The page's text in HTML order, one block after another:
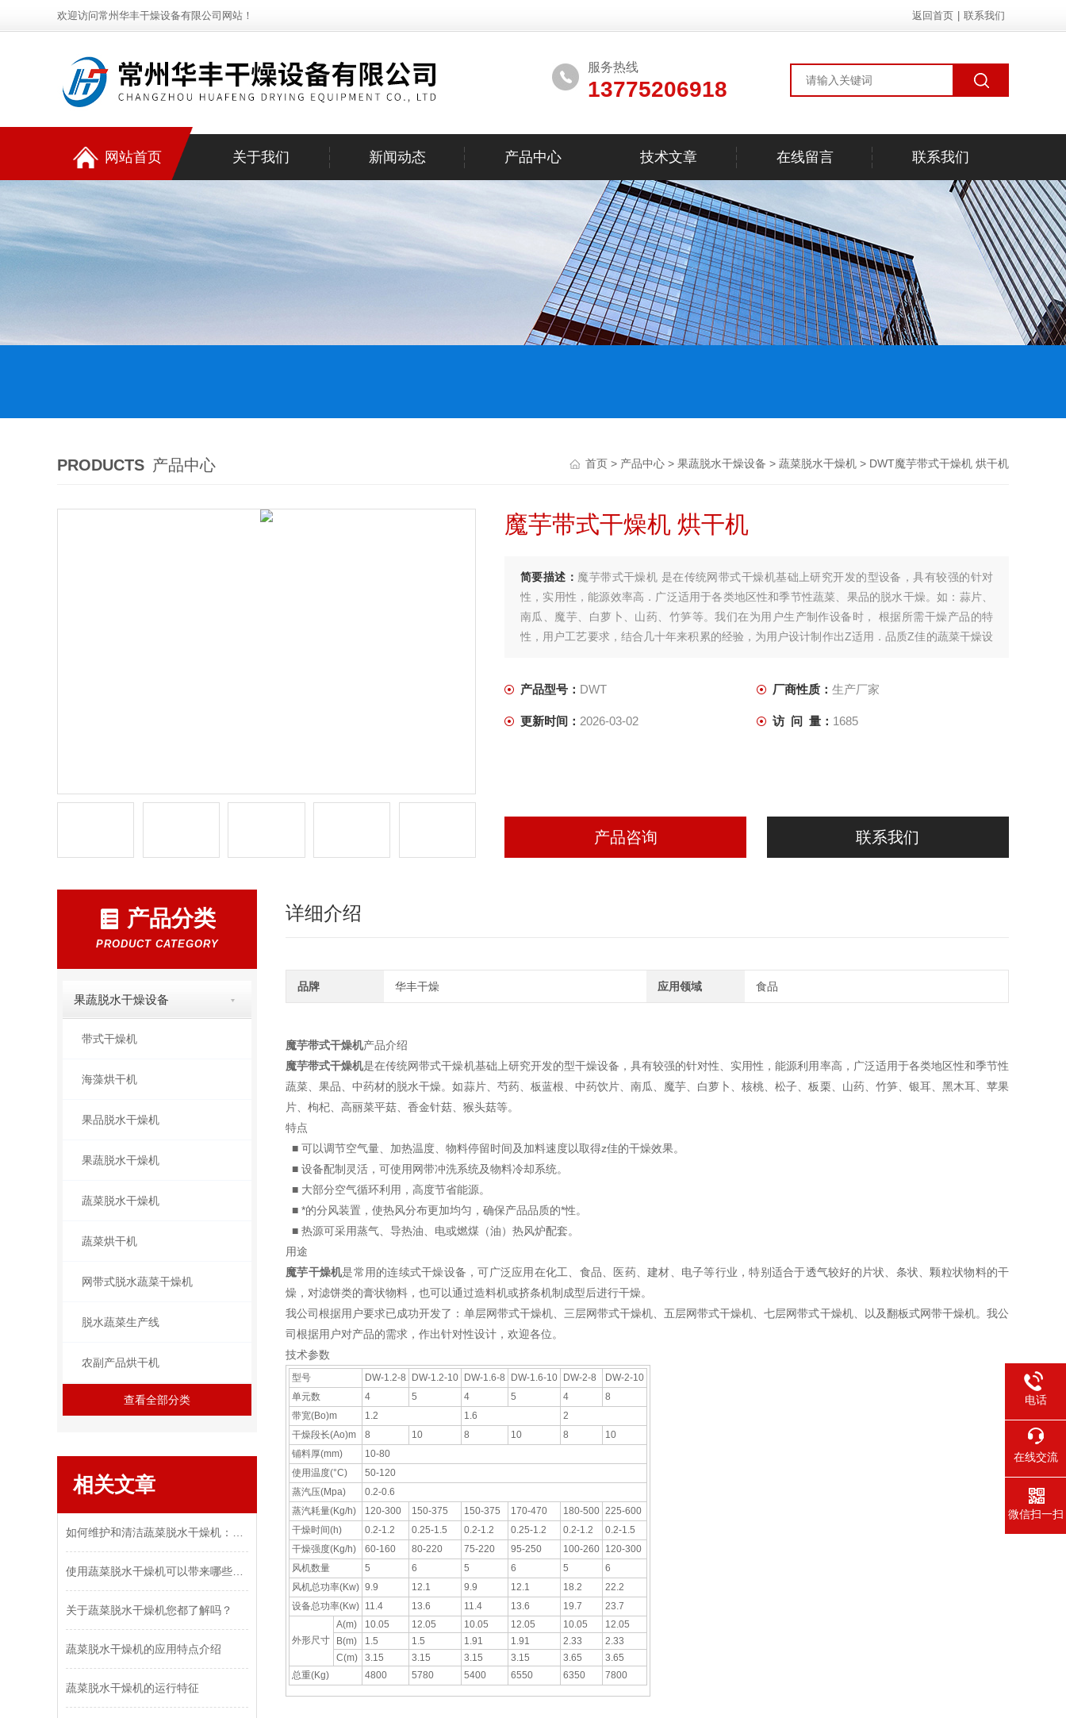
欢迎访问常州华丰干燥设备有限公司网站！ 返回首页 联系我们
服务热线
13775206918
网站首页 关于我们 新闻动态 产品中心 技术文章 在线留言 联系我们
PRODUCTS 产品中心 首页 > 产品中心 > 果蔬脱水干燥设备 > 蔬菜脱水干燥机 > DWT魔芋带式干燥机 烘干机
魔芋带式干燥机 烘干机
简要描述： 魔芋带式干燥机 是在传统网带式干燥机基础上研究开发的型设备，具有较强的针对
性，实用性，能源效率高．广泛适用于各类地区性和季节性蔬菜、果品的脱水干燥。如：蒜片、
南瓜、魔芋、白萝卜、山药、竹笋等。我们在为用户生产制作设备时， 根据所需干燥产品的特
性，用户工艺要求，结合几十年来积累的经验，为用户设计制作出Z适用．品质Z佳的蔬菜干燥设
产品型号： DWT 厂商性质： 生产厂家
更新时间： 2026-03-02 访 问 量： 1685
产品咨询 联系我们
产品分类
PRODUCT CATEGORY
果蔬脱水干燥设备
带式干燥机
海藻烘干机
果品脱水干燥机
果蔬脱水干燥机
蔬菜脱水干燥机
蔬菜烘干机
网带式脱水蔬菜干燥机
脱水蔬菜生产线
农副产品烘干机
查看全部分类
相关文章
关于蔬菜脱水干燥机您都了解吗？
蔬菜脱水干燥机的应用特点介绍
蔬菜脱水干燥机的运行特征
详细介绍
品牌 华丰干燥 应用领域 食品
魔芋带式干燥机产品介绍
魔芋带式干燥机是在传统网带式干燥机基础上研究开发的型干燥设备，具有较强的针对性、实用性，能源利用率高，广泛适用于各类地区性和季节性
蔬菜、果品、中药材的脱水干燥。如蒜片、芍药、板蓝根、中药饮片、南瓜、魔芋、白萝卜、核桃、松子、板栗、山药、竹笋、银耳、黑木耳、苹果
片、枸杞、高丽菜平菇、香金针菇、猴头菇等。
特点
■ 可以调节空气量、加热温度、物料停留时间及加料速度以取得z佳的干燥效果。
■ 设备配制灵活，可使用网带冲洗系统及物料冷却系统。
■ 大部分空气循环利用，高度节省能源。
■ *的分风装置，使热风分布更加均匀，确保产品品质的*性。
■ 热源可采用蒸气、导热油、电或燃煤（油）热风炉配套。
用途
魔芋干燥机是常用的连续式干燥设备，可广泛应用在化工、食品、医药、建材、电子等行业，特别适合于透气较好的片状、条状、颗粒状物料的干
燥，对滤饼类的膏状物料，也可以通过造料机或挤条机制成型后进行干燥。
我公司根据用户要求已成功开发了：单层网带式干燥机、三层网带式干燥机、五层网带式干燥机、七层网带式干燥机、以及翻板式网带干燥机。我公
司根据用户对产品的需求，作出针对性设计，欢迎各位。
技术参数
型号 DW-1.2-8 DW-1.2-10 DW-1.6-8 DW-1.6-10 DW-2-8
DW-2-10
单元数
4 5 4 5 4
8
带宽(Bo)m
1.2 1.6
2
干燥段长(Ao)m
8 10 8 10 8
10
铺料厚(mm)
10-80
使用温度(°C)
50-120
蒸汽压(Mpa)
0.2-0.6
蒸汽耗量(Kg/h)
120-300 150-375 150-375 170-470 180-500 225-600
干燥时间(h)
0.2-1.2 0.25-1.5 0.2-1.2 0.25-1.2 0.2-1.2
0.2-1.5
干燥强度(Kg/h)
60-160 80-220 75-220 95-250 100-260 120-300
风机数量
5 6 5 6 5
6
风机总功率(Kw) 9.9 12.1 9.9 12.1 18.2
22.2
设备总功率(Kw) 11.4 13.6 11.4 13.6 19.7 23.7
外形尺寸
A(m) 10.05 12.05 10.05 12.05 10.05
12.05
B(m)
1.5 1.5 1.91 1.91 2.33
2.33
C(m)
3.15 3.15 3.15 3.15 3.65
3.65
总重(Kg)
4800 5780 5400 6550 6350 7800
电话
在线交流
微信扫一扫